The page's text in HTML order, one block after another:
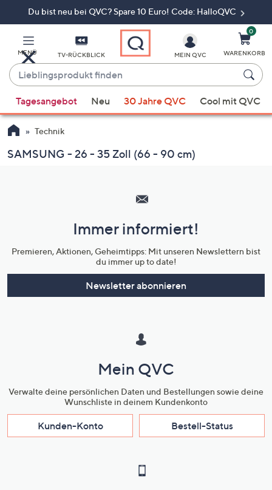
Du bist neu bei QVC? Spare 10 Euro! Code: HalloQVC
MENÜ TV-RÜCKBLICK
Lieblingsprodukt
finden
Vorschläge
verfügbar
sind,
verwenden
nach
wischen
rechts,
MEIN QVC
0
WARENKORB
Tagesangebot Neu 30 Jahre QVC Cool mit QVC
Technik
SAMSUNG - 26 - 35 Zoll (66 - 90 cm)
Unternehmensinformationen
Immer informiert!
Premieren, Aktionen, Geheimtipps: Mit unseren Newslettern bist
du immer up to date!
Newsletter abonnieren
Mein QVC
Verwalte deine persönlichen Daten und Bestellungen sowie deine
Wunschliste in deinem Kundenkonto
Kunden-Konto Bestell-Status